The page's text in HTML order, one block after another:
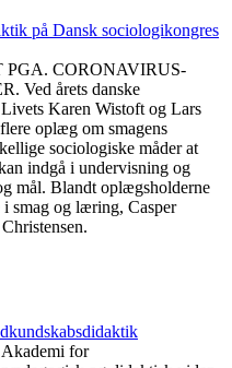
på Dansk sociologikongres
PGA. CORONAVIRUS-
Ved årets danske
Karen Wistoft og Lars
oplæg om smagens
sociologiske måder at
indgå i undervisning og
mål. Blandt oplægsholderne
smag og læring, Casper
Akademi for